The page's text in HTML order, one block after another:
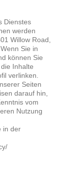
Dienstes
werden
Willow Road,
Sie in
können Sie
Inhalte
verlinken.
Seiten
darauf hin,
vom
Nutzung
in der